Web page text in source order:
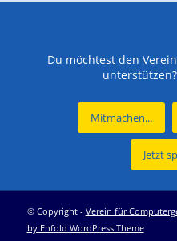
Du möchtest den
Mitmachen...
Jetzt
© Copyright - Verein für
by Enfold WordPress Theme